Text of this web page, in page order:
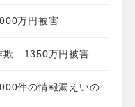
万円被害
欺 1350万円被害
件の情報漏えいの